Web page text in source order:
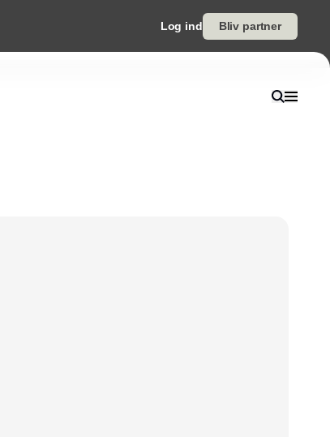
Log ind Bliv partner